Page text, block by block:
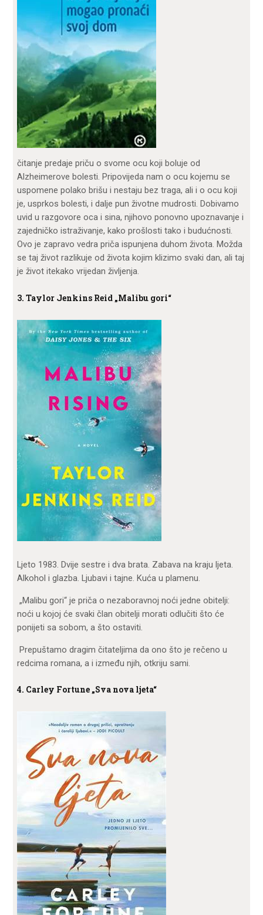
čitanje predaje priču o svome ocu koji boluje od
Alzheimerove bolesti. Pripovijeda nam o ocu kojemu se
uspomene polako brišu i nestaju bez traga, ali i o ocu koji
je, usprkos bolesti, i dalje pun životne mudrosti. Dobivamo
uvid u razgovore oca i sina, njihovo ponovno upoznavanje i
zajedničko istraživanje, kako prošlosti tako i budućnosti.
Ovo je zapravo vedra priča ispunjena duhom života. Možda
se taj život razlikuje od života kojim klizimo svaki dan, ali taj
je život itekako vrijedan življenja.
3. Taylor Jenkins Reid „Malibu gori“
Ljeto 1983. Dvije sestre i dva brata. Zabava na kraju ljeta.
Alkohol i glazba. Ljubavi i tajne. Kuća u plamenu.
„Malibu gori“ je priča o nezaboravnoj noći jedne obitelji:
noći u kojoj će svaki član obitelji morati odlučiti što će
ponijeti sa sobom, a što ostaviti.
Prepuštamo dragim čitateljima da ono što je rečeno u
redcima romana, a i između njih, otkriju sami.
4. Carley Fortune „Sva nova ljeta“